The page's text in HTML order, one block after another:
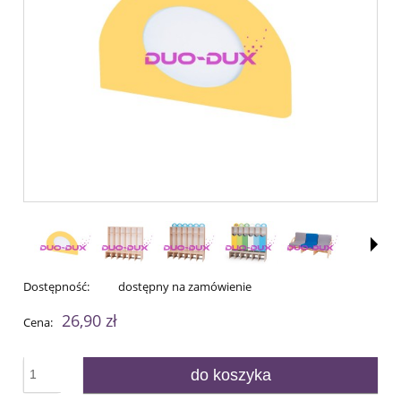
Dostępność: dostępny na zamówienie
Cena: 26,90 zł
do koszyka